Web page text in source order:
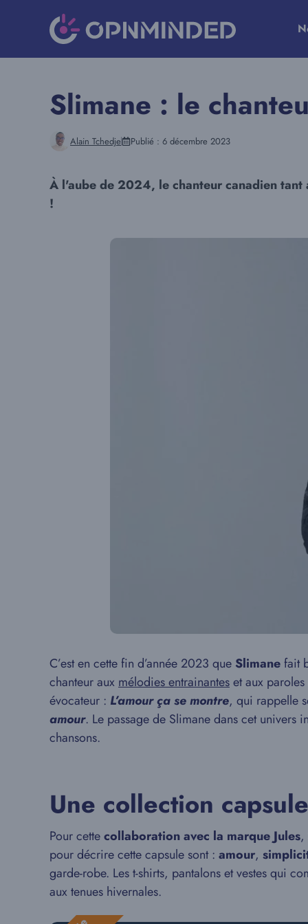
Slimane : le
Alain Tchedje Publié : 6 décembre 2023
À l'aube de 2024, le chanteur canadien tant
!
C’est en cette fin d’année 2023 que Slimanefait
chanteur aux mélodies entrainanteset aux
évocateur : L’amour ça se montre, qui rappelle
amour. Le passage de Slimane dans cet
chansons.
Une collection
Pour cettecollaboration avec la marque Jules,
pour décrire cette capsule sont : amour,
garde-robe. Les t-shirts, pantalons et vestes qui
aux tenues hivernales.